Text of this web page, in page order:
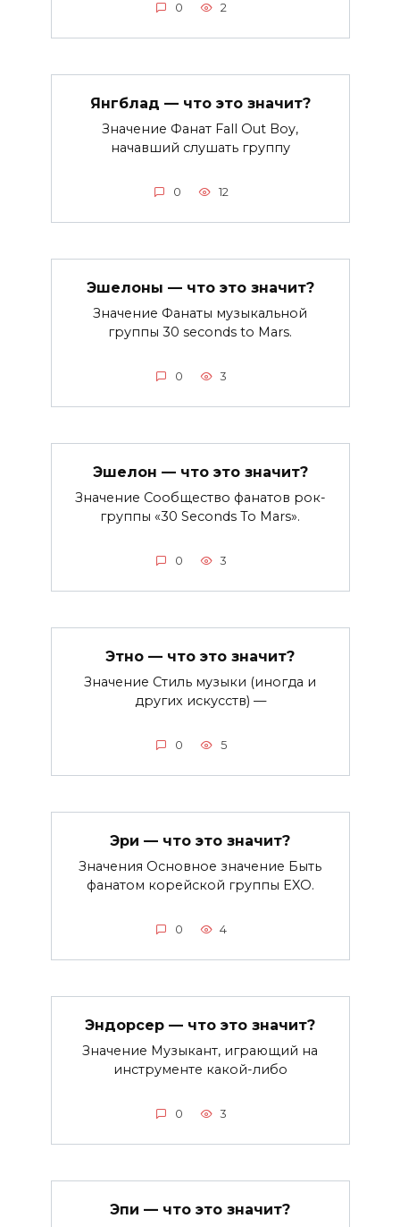
0 2
Янгблад — что это значит?
Значение Фанат Fall Out Boy,
начавший слушать группу
0 12
Эшелоны — что это значит?
Значение Фанаты музыкальной
группы 30 seconds to Mars.
0 3
Эшелон — что это значит?
Значение Сообщество фанатов рок-
группы «30 Seconds To Mars».
0 3
Этно — что это значит?
Значение Стиль музыки (иногда и
других искусств) —
0 5
Эри — что это значит?
Значения Основное значение Быть
фанатом корейской группы EXO.
0 4
Эндорсер — что это значит?
Значение Музыкант, играющий на
инструменте какой-либо
0 3
Эпи — что это значит?